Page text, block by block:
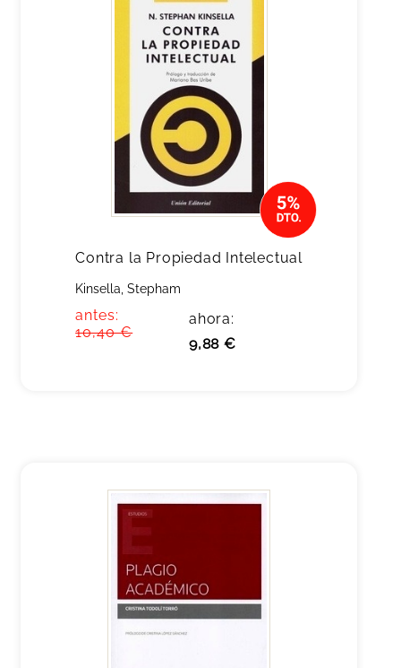
Contra la Propiedad Intelectual
Kinsella, Stepham
antes:
10,40 €
ahora:
9,88 €